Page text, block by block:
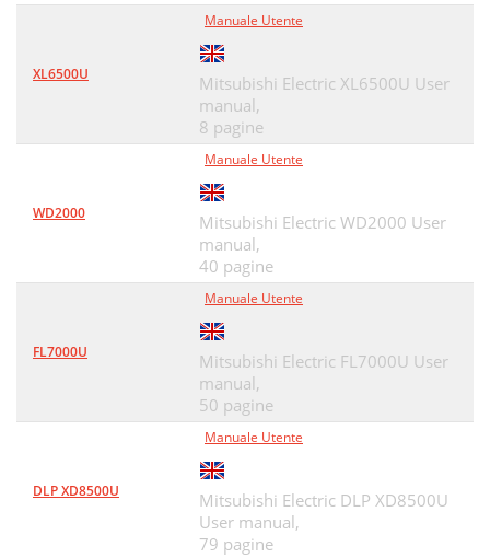
XL6500U
Manuale Utente
Mitsubishi Electric XL6500U User
manual,
8 pagine
WD2000
Manuale Utente
Mitsubishi Electric WD2000 User
manual,
40 pagine
FL7000U
Manuale Utente
Mitsubishi Electric FL7000U User
manual,
50 pagine
DLP XD8500U
Manuale Utente
Mitsubishi Electric DLP XD8500U
User manual,
79 pagine